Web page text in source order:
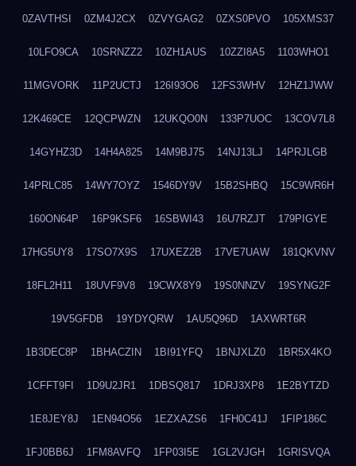
0ZAVTHSI 0ZM4J2CX 0ZVYGAG2 0ZXS0PVO 105XMS37
10LFO9CA 10SRNZZ2 10ZH1AUS 10ZZI8A5 1103WHO1
11MGVORK 11P2UCTJ 126I93O6 12FS3WHV 12HZ1JWW
12K469CE 12QCPWZN 12UKQO0N 133P7UOC 13COV7L8
14GYHZ3D 14H4A825 14M9BJ75 14NJ13LJ 14PRJLGB
14PRLC85 14WY7OYZ 1546DY9V 15B2SHBQ 15C9WR6H
160ON64P 16P9KSF6 16SBWI43 16U7RZJT 179PIGYE
17HG5UY8 17SO7X9S 17UXEZ2B 17VE7UAW 181QKVNV
18FL2H11 18UVF9V8 19CWX8Y9 19S0NNZV 19SYNG2F
19V5GFDB 19YDYQRW 1AU5Q96D 1AXWRT6R
1B3DEC8P 1BHACZIN 1BI91YFQ 1BNJXLZ0 1BR5X4KO
1CFFT9FI 1D9U2JR1 1DBSQ817 1DRJ3XP8 1E2BYTZD
1E8JEY8J 1EN94O56 1EZXAZS6 1FH0C41J 1FIP186C
1FJ0BB6J 1FM8AVFQ 1FP03I5E 1GL2VJGH 1GRISVQA